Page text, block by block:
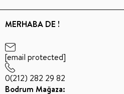
MERHABA DE !
[email protected]
0(212) 282 29 82
Bodrum Mağaza: